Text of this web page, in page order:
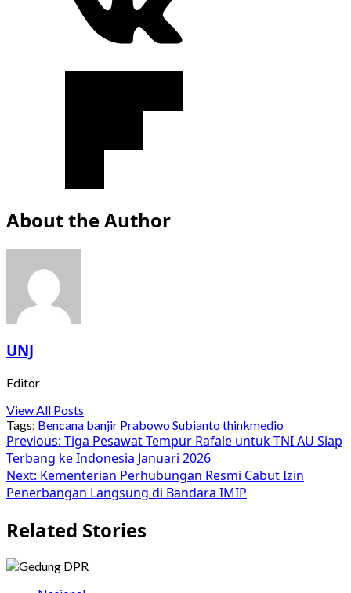
About the Author
UNJ
Editor
View All Posts
Tags: Bencana banjir Prabowo Subiantothinkmedio
Post
navigation
Previous: Tiga Pesawat Tempur Rafale untuk TNI AU Siap
Terbang ke Indonesia Januari 2026
Next: Kementerian Perhubungan Resmi Cabut Izin
Penerbangan Langsung di Bandara IMIP
Related Stories